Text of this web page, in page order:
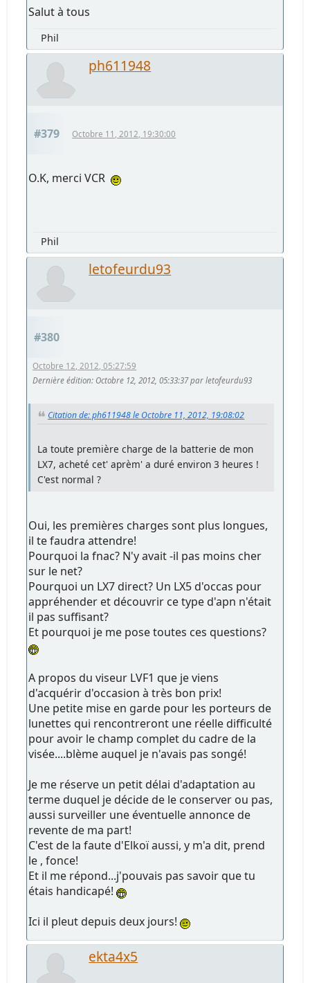
Salut à tous
Phil
ph611948
#379 Octobre 11, 2012, 19:30:00
O.K, merci VCR
Phil
letofeurdu93
#380
Octobre 12, 2012, 05:27:59
Dernière édition: Octobre 12, 2012, 05:33:37 par letofeurdu93
Citation de: ph611948 le Octobre 11, 2012, 19:08:02
La toute première charge de la batterie de mon
LX7, acheté cet' aprèm' a duré environ 3 heures !
C'est normal ?
Oui, les premières charges sont plus longues,
il te faudra attendre!
Pourquoi la fnac? N'y avait -il pas moins cher
sur le net?
Pourquoi un LX7 direct? Un LX5 d'occas pour
appréhender et découvrir ce type d'apn n'était
il pas suffisant?
Et pourquoi je me pose toutes ces questions?
A propos du viseur LVF1 que je viens
d'acquérir d'occasion à très bon prix!
Une petite mise en garde pour les porteurs de
lunettes qui rencontreront une réelle difficulté
pour avoir le champ complet du cadre de la
visée....blème auquel je n'avais pas songé!
Je me réserve un petit délai d'adaptation au
terme duquel je décide de le conserver ou pas,
aussi surveiller une éventuelle annonce de
revente de ma part!
C'est de la faute d'Elkoï aussi, y m'a dit, prend
le , fonce!
Et il me répond...j'pouvais pas savoir que tu
étais handicapé!
Ici il pleut depuis deux jours!
ekta4x5